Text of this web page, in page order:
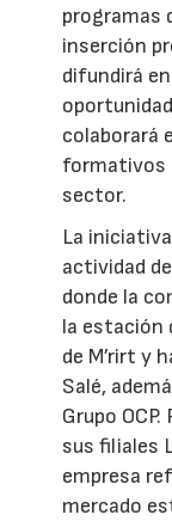
programas
inserción
difundirá
colaborará
formativos
sector.
La
actividad
donde la
la estación
de M’rirt y
Salé,
Grupo
sus filiales
empresa
mercado